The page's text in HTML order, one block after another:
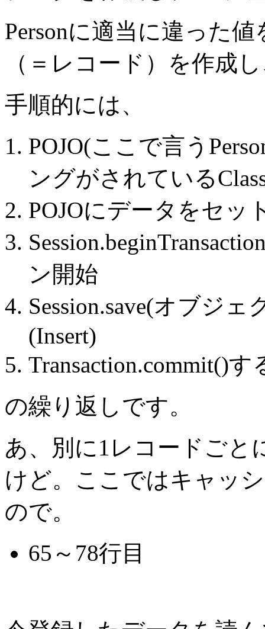
Personに適当に違った
（＝レコード）を作成
手順的には、
POJO(ここで言う
ングがされている
POJOにデータをセッ
ン開始
Session.save(オブ
(Insert)
の繰り返しです。
あ、別に1レコードごと
けど。ここではキャッ
ので。
65～78行目